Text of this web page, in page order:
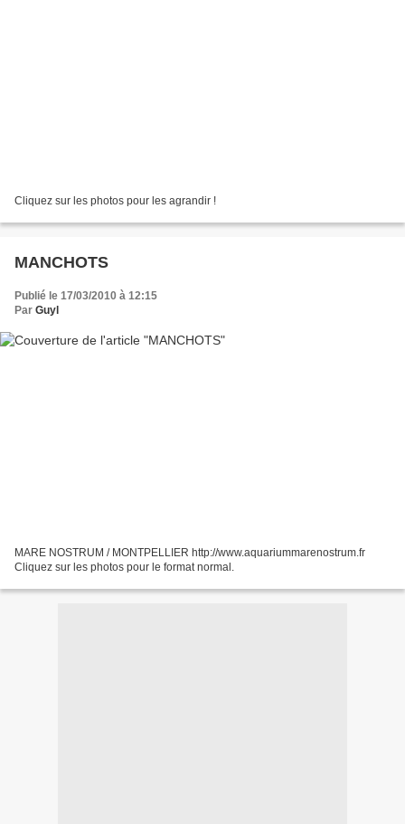
Cliquez sur les photos pour les agrandir !
MANCHOTS
Publié le 17/03/2010 à 12:15
Par Guyl
MARE NOSTRUM / MONTPELLIER http://www.aquariummarenostrum.fr
Cliquez sur les photos pour le format normal.